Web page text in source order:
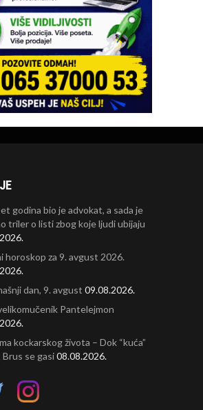
godina bio je advokat, a sada je
triler o listi zbog koje ljudi ubijaju
horoskop za 9. avgust 2026.
dan, 9. avgust 09.08.2026.
Pantelejmon
kockarskog života – Dok “kuća”
Brus se gasi08.08.2026.